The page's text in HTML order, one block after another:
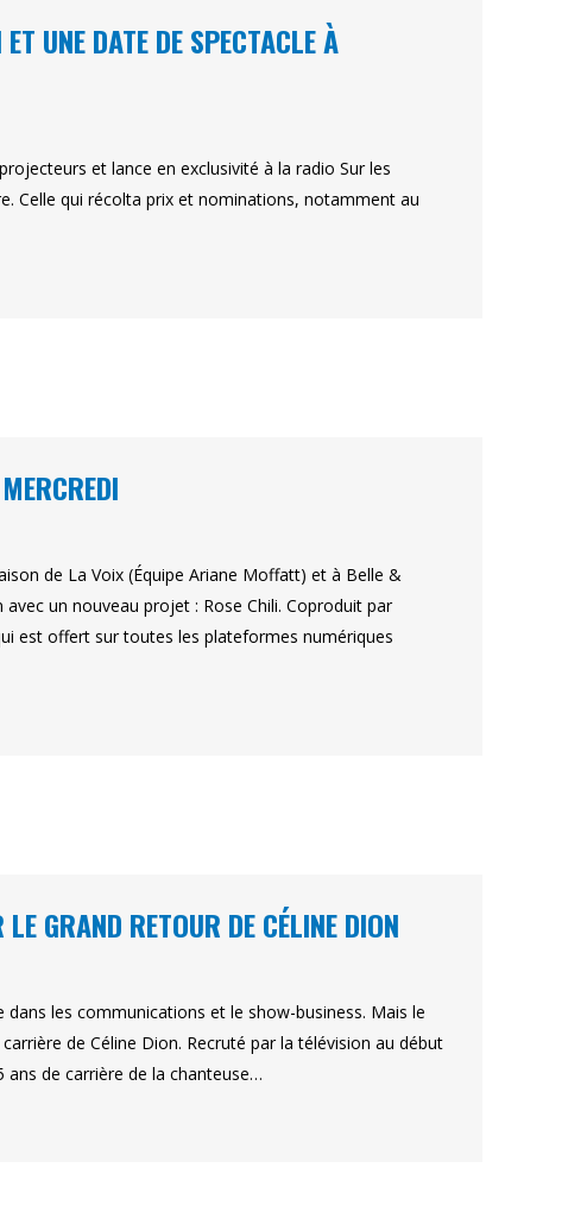
UNE DATE DE SPECTACLE À
et lance en exclusivité à la radio Sur les
Celle qui récolta prix et nominations, notamment au
de La Voix (Équipe Ariane Moffatt) et à Belle &
un nouveau projet : Rose Chili. Coproduit par
est offert sur toutes les plateformes numériques
GRAND RETOUR DE CÉLINE DION
les communications et le show-business. Mais le
de Céline Dion. Recruté par la télévision au début
ans de carrière de la chanteuse…